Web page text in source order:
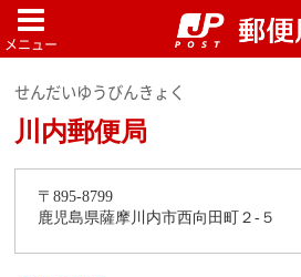
せんだいゆうびんきょく
川内郵便局
〒895-8799
鹿児島県薩摩川内市西向田町２-５